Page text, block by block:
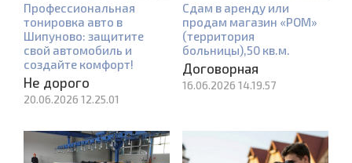
Профессиональная
тонировка авто в
Шипуново: защитите
свой автомобиль и
создайте комфорт!
Не дорого
20.06.2026 12.25.01
Сдам в аренду или
продам магазин «РОМ»
(территория
больницы),50 кв.м.
Договорная
16.06.2026 14.19.57